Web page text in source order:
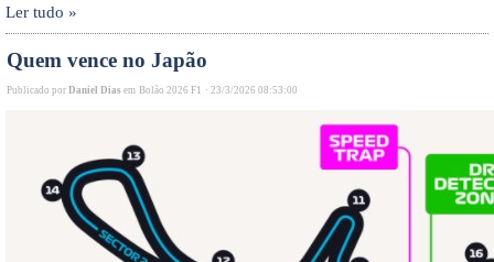
Ler tudo »
Quem vence no Japão
Publicado por Daniel Dias em Bolão 2026 F1 · 23/3/2026 08:53:00